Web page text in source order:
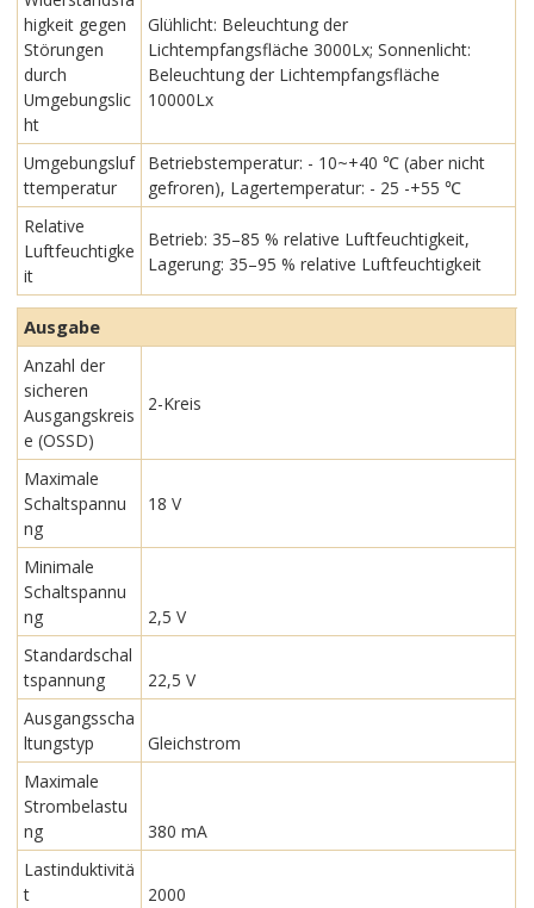
higkeit gegen
Störungen
durch
Umgebungslic
ht
Glühlicht: Beleuchtung der
Lichtempfangsfläche 3000Lx; Sonnenlicht:
Beleuchtung der Lichtempfangsfläche
10000Lx
Umgebungsluf
ttemperatur
Betriebstemperatur: - 10~+40 ℃ (aber nicht
gefroren), Lagertemperatur: - 25 -+55 ℃
Relative
Luftfeuchtigke
it
Betrieb: 35–85 % relative Luftfeuchtigkeit,
Lagerung: 35–95 % relative Luftfeuchtigkeit
Ausgabe
Anzahl der
sicheren
Ausgangskreis
e (OSSD)
2-Kreis
Maximale
Schaltspannu
ng
18 V
Minimale
Schaltspannu
ng
2,5 V
Standardschal
tspannung
22,5 V
Ausgangsscha
ltungstyp
Gleichstrom
Maximale
Strombelastu
ng
380 mA
Lastinduktivitä
t
2000